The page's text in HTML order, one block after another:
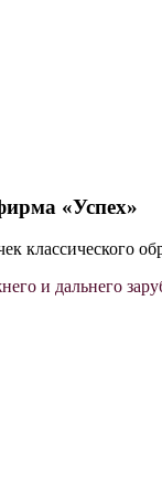
«Успех»
классического
и дальнего